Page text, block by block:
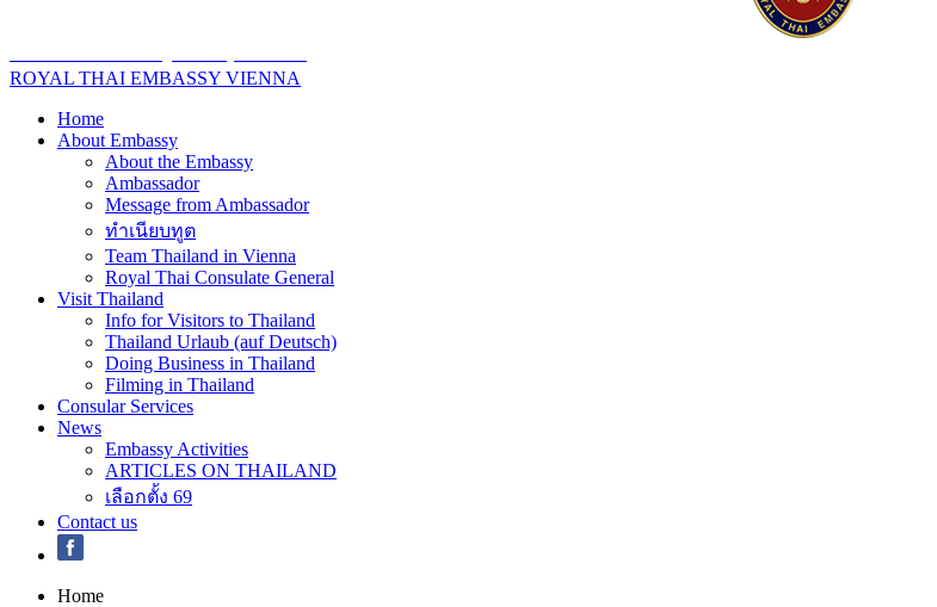
ROYAL THAI EMBASSY VIENNA
Home
About Embassy
About the Embassy
Ambassador
Message from Ambassador
ทำเนียบทูต
Team Thailand in Vienna
Royal Thai Consulate General
Visit Thailand
Info for Visitors to Thailand
Thailand Urlaub (auf Deutsch)
Doing Business in Thailand
Filming in Thailand
Consular Services
News
Embassy Activities
ARTICLES ON THAILAND
เลือกตั้ง 69
Contact us
Home